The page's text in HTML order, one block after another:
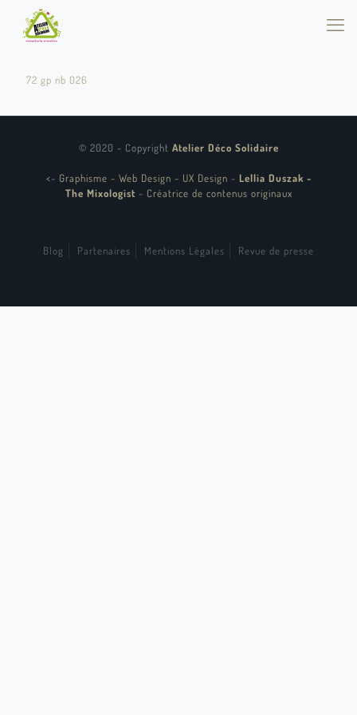
72 gp nb 026
© 2020 - Copyright Atelier Déco Solidaire
<- Graphisme - Web Design - UX Design - Lellia Duszak -
The Mixologist - Créatrice de contenus originaux
Blog Partenaires Mentions Légales Revue de presse